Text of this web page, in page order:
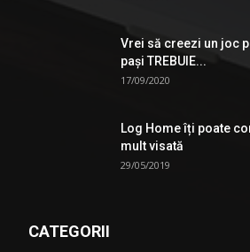
Vrei să creezi un joc
pași TREBUIE...
17/09/2020
Log Home îți poate
mult visată
29/05/2019
CATEGORII